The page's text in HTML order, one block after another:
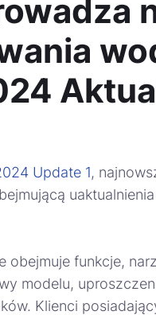
Update 1,
obejmuje funkcje,
modelu,
Klienci